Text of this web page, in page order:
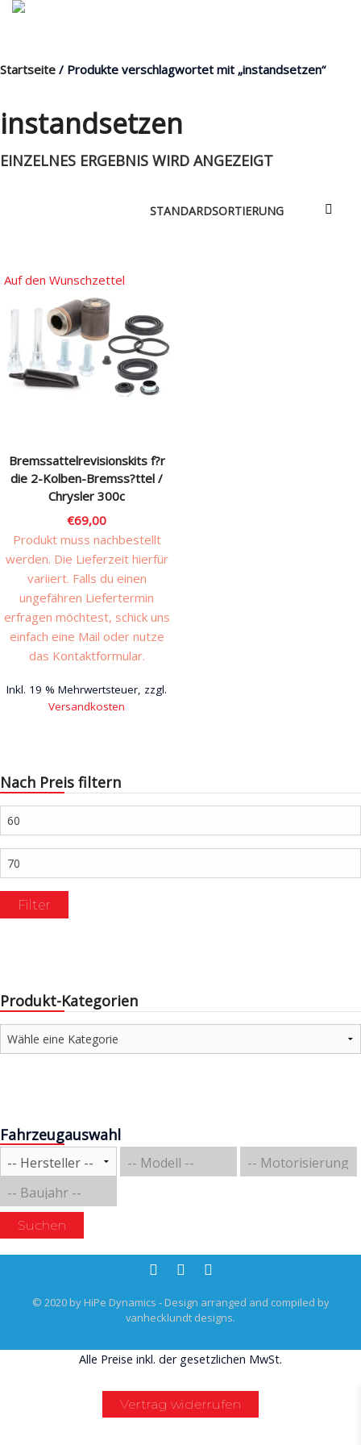
MENÜ
Products
Nach Baugruppen
Wunschliste
Blog
Rechtliches & Service
Startseite / Produkte verschlagwortet mit „instandsetzen“
instandsetzen
EINZELNES ERGEBNIS WIRD ANGEZEIGT
Bremssattelrevisionskits f?r
die 2-Kolben-Bremss?ttel /
Chrysler 300c
€69,00
Produkt muss nachbestellt
werden. Die Lieferzeit hierfür
variiert. Falls du einen
ungefähren Liefertermin
erfragen möchtest, schick uns
einfach eine Mail oder nutze
das Kontaktformular.
Inkl. 19 % Mehrwertsteuer, zzgl.
Versandkosten
Auf den Wunschzettel
Nach Preis filtern
Min.
Preis
Max.
Preis
Filter
Produkt-Kategorien
Fahrzeugauswahl
Suchen
© 2020 by HiPe Dynamics - Design arranged and compiled by
vanhecklundt designs.
Alle Preise inkl. der gesetzlichen MwSt.
Vertrag widerrufen